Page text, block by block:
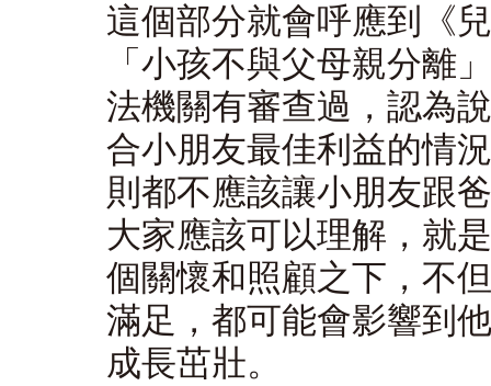
這個部分就會呼應到《
「小孩不與父母親分離
法機關有審查過，認為
合小朋友最佳利益的情
則都不應該讓小朋友跟
大家應該可以理解，就
個關懷和照顧之下，不
滿足，都可能會影響到
成長茁壯。